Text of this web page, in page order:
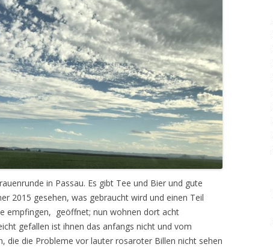
in Passau. Es gibt Tee und Bier und gute
2015 gesehen, was gebraucht wird und einen Teil
empfingen, geöffnet; nun wohnen dort acht
gefallen ist ihnen das anfangs nicht und vom
die die Probleme vor lauter rosaroter Billen nicht sehen